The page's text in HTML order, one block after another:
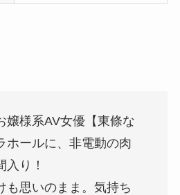
嬢様系AV女優【東條な
ホールに、非電動の肉
入り！
も思いのまま。気持ち